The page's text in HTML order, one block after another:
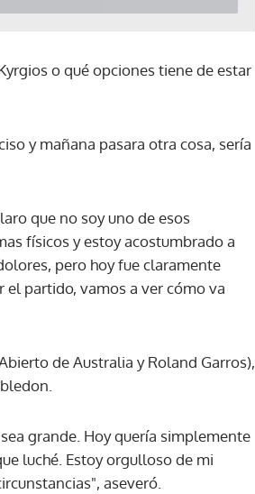
o qué opciones tiene de estar
y mañana pasara otra cosa, sería
que no soy uno de esos
físicos y estoy acostumbrado a
pero hoy fue claramente
el partido, vamos a ver cómo va
de Australia y Roland Garros),
grande. Hoy quería simplemente
luché. Estoy orgulloso de mi
aseveró.